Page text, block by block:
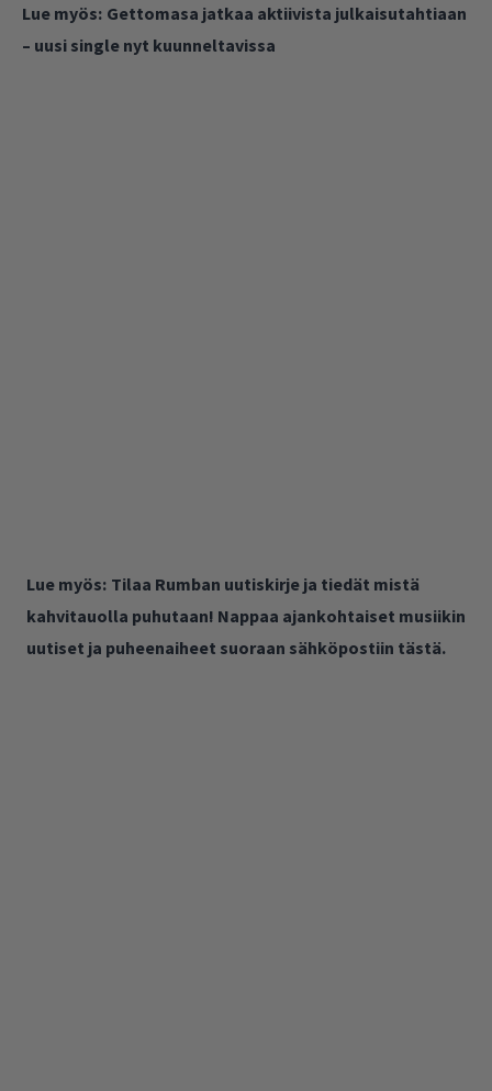
Lue myös: Gettomasa jatkaa aktiivista julkaisutahtiaan
– uusi single nyt kuunneltavissa
Lue myös: Tilaa Rumban uutiskirje ja tiedät mistä
kahvitauolla puhutaan! Nappaa ajankohtaiset musiikin
uutiset ja puheenaiheet suoraan sähköpostiin tästä.